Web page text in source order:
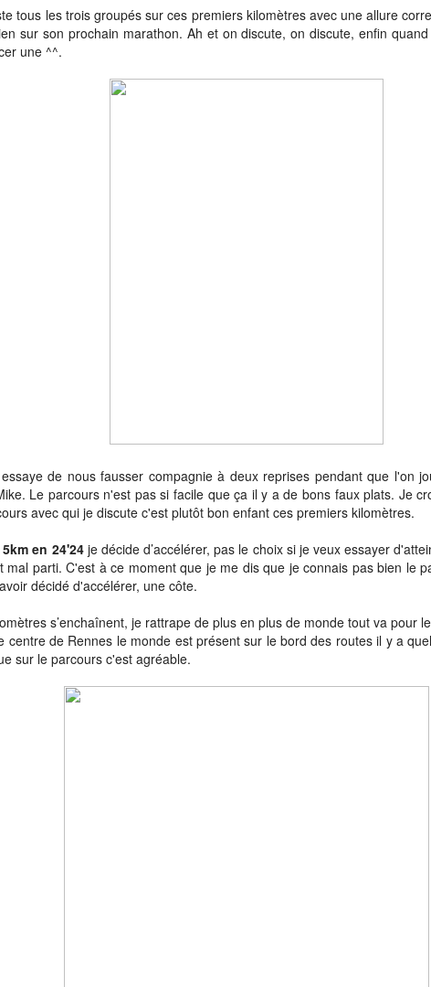
tous les trois groupés sur ces premiers kilomètres avec une allure
sur son prochain marathon. Ah et on discute, on discute, enfin
une ^^.
de nous fausser compagnie à deux reprises pendant que l'on
Le parcours n'est pas si facile que ça il y a de bons faux plats. Je
avec qui je discute c'est plutôt bon enfant ces premiers kilomètres.
en 24'24je décide d’accélérer, pas le choix si je veux essayer
mal parti. C'est à ce moment que je me dis que je connais pas bien le
décidé d'accélérer, une côte.
s’enchaînent, je rattrape de plus en plus de monde tout va pour
centre de Rennes le monde est présent sur le bord des routes il y a
sur le parcours c'est agréable.